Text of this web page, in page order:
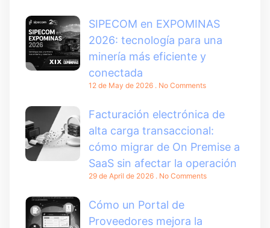
SIPECOM en EXPOMINAS
2026: tecnología para una
minería más eficiente y
conectada
12 de May de 2026 No Comments
Facturación electrónica de
alta carga transaccional:
cómo migrar de On Premise a
SaaS sin afectar la operación
29 de April de 2026 No Comments
Cómo un Portal de
Proveedores mejora la